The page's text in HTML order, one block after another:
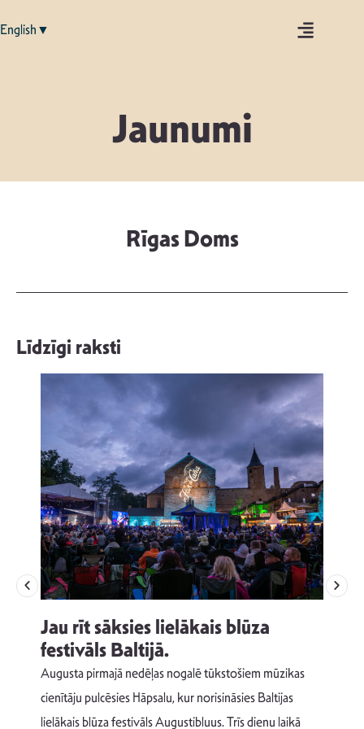
English▼
Jaunumi
Rīgas Doms
Līdzīgi raksti
Jau rīt sāksies lielākais blūza
festivāls Baltijā.
Augusta pirmajā nedēļas nogalē tūkstošiem mūzikas
cienītāju pulcēsies Hāpsalu, kur norisināsies Baltijas
lielākais blūza festivāls Augustibluus. Trīs dienu laikā